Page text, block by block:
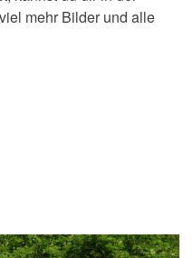
mehr Bilder und alle